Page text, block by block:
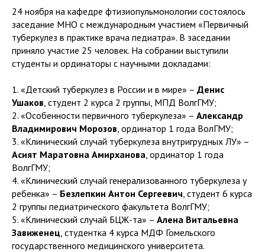
24 ноября на кафедре фтизиопульмонологии состоялось
заседание МНО с международным участием «Первичный
туберкулез в практике врача педиатра». В заседании
приняло участие 25 человек. На собрании выступили
студенты и ординаторы с научными докладами:
1. «Детский туберкулез в России и в мире» – Денис
Ушаков, студент 2 курса 2 группы, МПД ВолгГМУ;
2. «Особенности первичного туберкулеза» – Александр
Владимирович Морозов, ординатор 1 года ВолГМУ;
3. «Клинический случай туберкулеза внутригрудных ЛУ» –
Асият Маратовна Амирханова, ординатор 1 года
ВолгГМУ;
4. «Клинический случай генерализованного туберкулеза у
ребенка» – Безлепкин Антон Сергеевич, студент 6 курса
2 группы педиатрического факультета ВолгГМУ;
5. «Клинический случай БЦЖ-та» – Алена Витальевна
Завиженец, студентка 4 курса МДФ Гомельского
государственного медицинского университета.